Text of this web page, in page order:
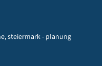
steiermark - planung